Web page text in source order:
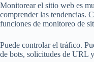
Monitorear el sitio web es
comprender las tendencias.
funciones de monitoreo de
Puede controlar el tráfico.
de bots, solicitudes de URL